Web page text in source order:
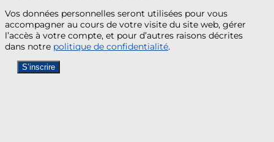
Vos données personnelles seront utilisées pour vous
accompagner au cours de votre visite du site web, gérer
l’accès à votre compte, et pour d’autres raisons décrites
dans notre politique de confidentialité.
S’inscrire